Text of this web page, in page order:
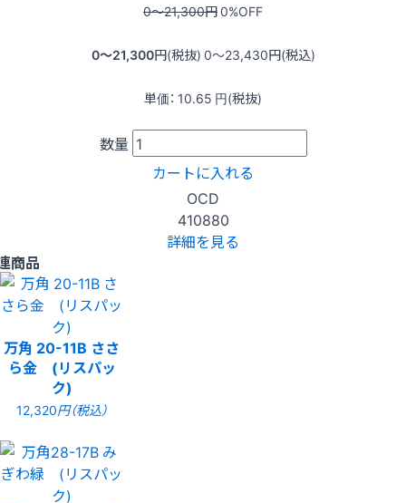
0〜21,300円0%OFF
0〜21,300円(税抜) 0〜23,430円(税込)
単価： 10.65 円(税抜)
数量
カートに入れる
OCD
410880
詳細を見る
商品
万角 20-11B ささ
ら金 (リスパッ
ク)
12,320円（税込）